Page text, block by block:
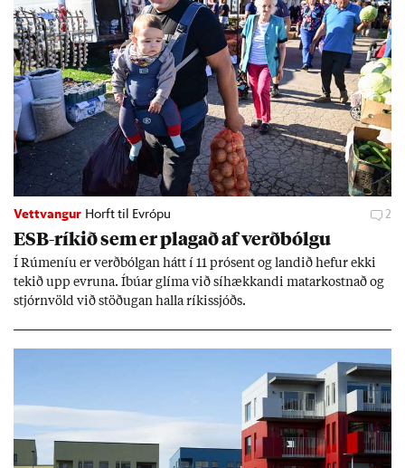
Vettvangur Horft til Evrópu 2
ESB-rík­ið sem er plag­að af verð­bólgu
Í Rúm­en­íu er verð­bólg­an hátt í 11 pró­sent og land­ið hef­ur ekki
tek­ið upp evr­una. Íbú­ar glíma við sí­hækk­andi mat­ar­kostn­að og
stjórn­völd við stöð­ug­an halla rík­is­sjóðs.